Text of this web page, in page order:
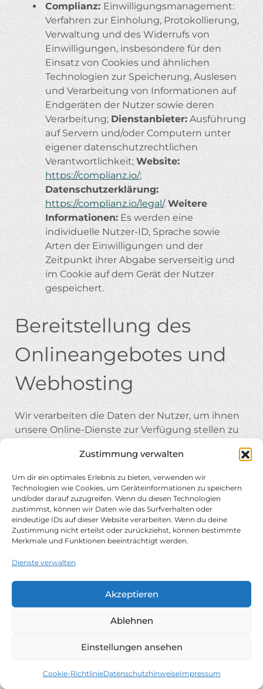
Zustimmung verwalten
Um dir ein optimales Erlebnis zu bieten, verwenden wir
Technologien wie Cookies, um Geräteinformationen zu speichern
und/oder darauf zuzugreifen. Wenn du diesen Technologien
zustimmst, können wir Daten wie das Surfverhalten oder
eindeutige IDs auf dieser Website verarbeiten. Wenn du deine
Zustimmung nicht erteilst oder zurückziehst, können bestimmte
Merkmale und Funktionen beeinträchtigt werden.
Dienste verwalten
Akzeptieren
Ablehnen
Einstellungen ansehen
Cookie-RichtlinieDatenschutzhinweiseImpressum
Complianz:Einwilligungsmanagement:
Verfahren zur Einholung, Protokollierung,
Verwaltung und des Widerrufs von
Einwilligungen, insbesondere für den
Einsatz von Cookies und ähnlichen
Technologien zur Speicherung, Auslesen
und Verarbeitung von Informationen auf
Endgeräten der Nutzer sowie deren
Verarbeitung;Dienstanbieter:Ausführung
auf Servern und/oder Computern unter
eigener datenschutzrechtlichen
Verantwortlichkeit;Website:
https://complianz.io/;
Datenschutzerklärung:
https://complianz.io/legal/.Weitere
Informationen:Es werden eine
individuelle Nutzer-ID, Sprache sowie
Arten der Einwilligungen und der
Zeitpunkt ihrer Abgabe serverseitig und
im Cookie auf dem Gerät der Nutzer
gespeichert.
Bereitstellung des
Onlineangebotes und
Webhosting
Wir verarbeiten die Daten der Nutzer, um ihnen
unsere Online-Dienste zur Verfügung stellen zu
Adresse des Nutzers, die notwendig ist, um die
Inhalte und Funktionen unserer Online-Dienste
an den Browser oder das Endgerät der Nutzer zu
übermitteln.
Verarbeitete Datenarten: Nutzungsdaten
(z. B. besuchte Webseiten, Interesse an
Kommunikations- und Verfahrensdaten
(z. .B. IP-Adressen, Zeitangaben,
Identifikationsnummern,
Einwilligungsstatus).
Betroffene Personen: Nutzer (z. .B.
Webseitenbesucher, Nutzer von
Zwecke der Verarbeitung:Bereitstellung